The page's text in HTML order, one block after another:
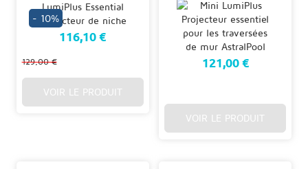
- 10%
116,10 €
129,00 €
VOIR LE PRODUIT
121,00 €
VOIR LE PRODUIT